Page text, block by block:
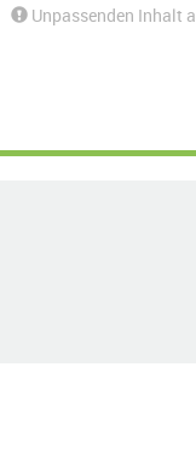
Unpassenden Inhalt